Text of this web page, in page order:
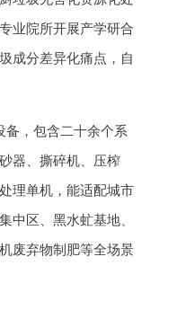
业院所开展产学研合
成分差异化痛点，自
备，包含二十余个系
器、撕碎机、压榨
理单机，能适配城市
中区、黑水虻基地、
废弃物制肥等全场景